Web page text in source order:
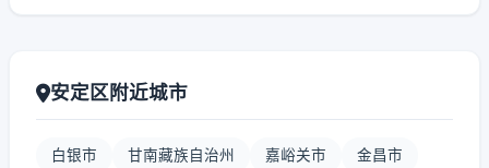
安定区附近城市
白银市 甘南藏族自治州 嘉峪关市 金昌市